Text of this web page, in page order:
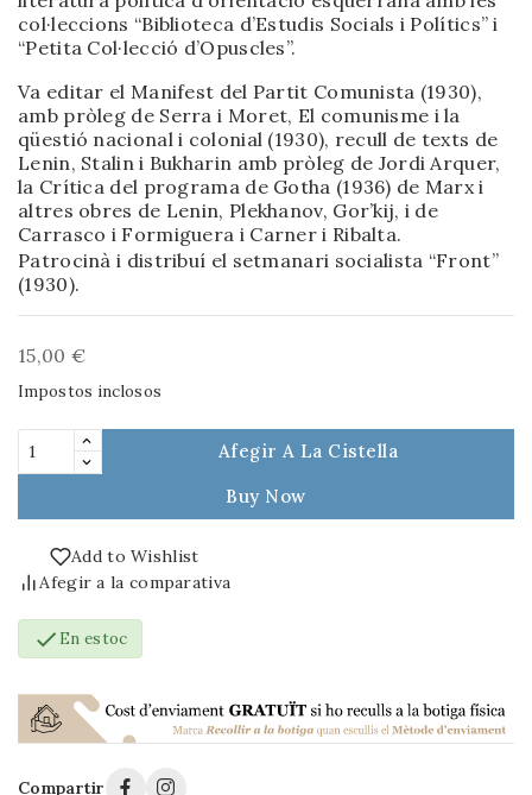
col·leccions “Biblioteca d’Estudis Socials i Polítics” i
“Petita Col·lecció d’Opuscles”.
Va editar el Manifest del Partit Comunista (1930),
amb pròleg de Serra i Moret, El comunisme i la
qüestió nacional i colonial (1930), recull de texts de
Lenin, Stalin i Bukharin amb pròleg de Jordi Arquer,
la Crítica del programa de Gotha (1936) de Marx i
altres obres de Lenin, Plekhanov, Gor’kij, i de
Carrasco i Formiguera i Carner i Ribalta.
Patrocinà i distribuí el setmanari socialista “Front”
(1930).
15,00 €
Impostos inclosos
Afegir A La Cistella
Buy Now
Add to Wishlist
Afegir a la comparativa
 En estoc
Compartir